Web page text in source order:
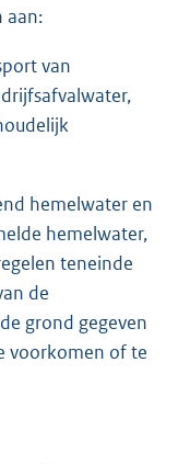
aan:
van
hemelwater en
hemelwater,
teneinde
de
grond gegeven
voorkomen of te